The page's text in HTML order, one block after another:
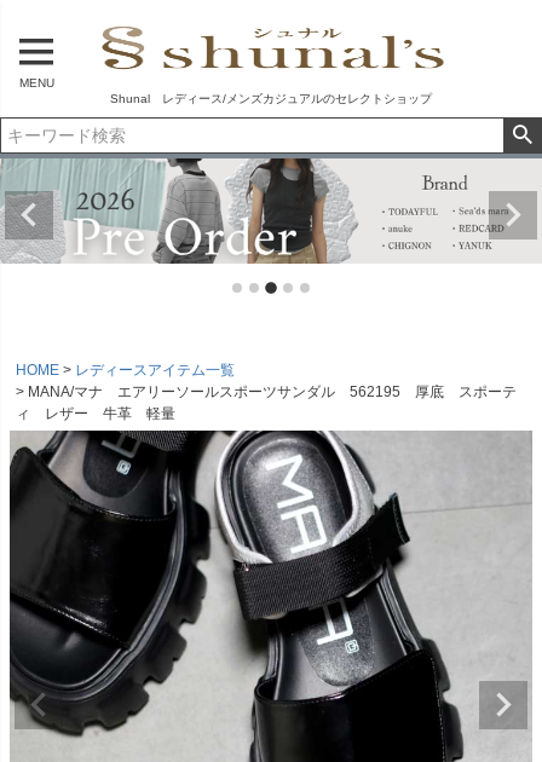
MENU
Shunal レディース/メンズカジュアルのセレクトショップ
HOME
レディースアイテム一覧
MANA/マナ エアリーソールスポーツサンダル 562195 厚底 スポーテ
ィ レザー 牛革 軽量